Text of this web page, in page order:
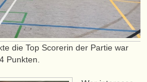
die Top Scorerin der Partie war
Punkten.